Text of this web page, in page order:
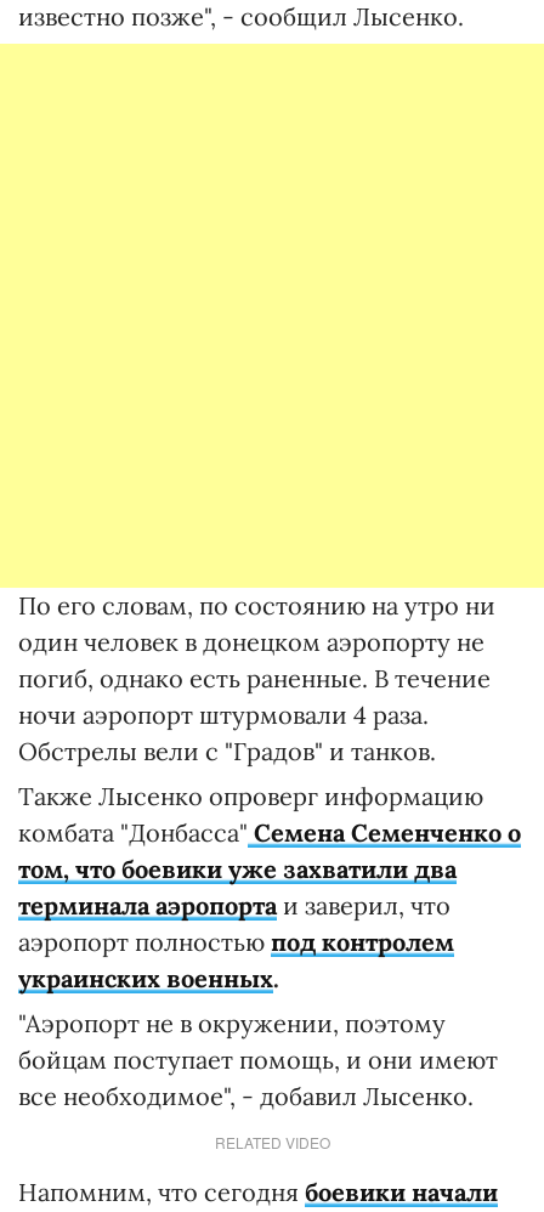
известно позже", - сообщил Лысенко.
По его словам, по состоянию на утро ни
один человек в донецком аэропорту не
погиб, однако есть раненные. В течение
ночи аэропорт штурмовали 4 раза.
Обстрелы вели с "Градов" и танков.
Также Лысенко опроверг информацию
комбата "Донбасса" Семена Семенченко о
том, что боевики уже захватили два
терминала аэропортаи заверил, что
аэропорт полностью под контролем
украинских военных.
"Аэропорт не в окружении, поэтому
бойцам поступает помощь, и они имеют
все необходимое", - добавил Лысенко.
RELATED VIDEO
Напомним, что сегодня боевики начали